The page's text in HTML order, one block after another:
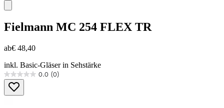
Fielmann MC 254 FLEX TR
ab€ 48,40
inkl. Basic-Gläser in Sehstärke
0.0 (0)
0.0
von
5